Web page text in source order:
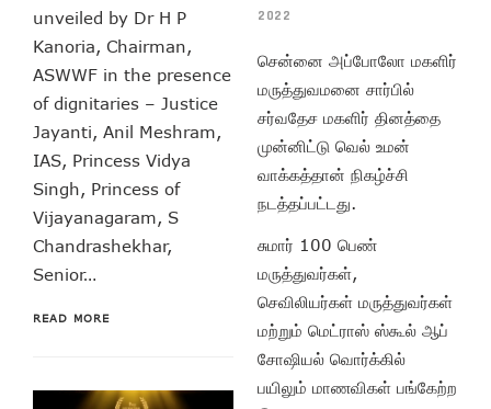
unveiled by Dr H P
Kanoria, Chairman,
ASWWF in the presence
of dignitaries – Justice
Jayanti, Anil Meshram,
IAS, Princess Vidya
Singh, Princess of
Vijayanagaram, S
Chandrashekhar,
Senior…
READ MORE
2022
சென்னை அப்போலோ மகளிர்
மருத்துவமனை சார்பில்
சர்வதேச மகளிர் தினத்தை
முன்னிட்டு வெல் உமன்
வாக்கத்தான் நிகழ்ச்சி
நடத்தப்பட்டது.
சுமார் 100 பெண்
மருத்துவர்கள்,
செவிலியர்கள் மருத்துவர்கள்
மற்றும் மெட்ராஸ் ஸ்கூல் ஆப்
சோஷியல் வொர்க்கில்
பயிலும் மாணவிகள் பங்கேற்ற